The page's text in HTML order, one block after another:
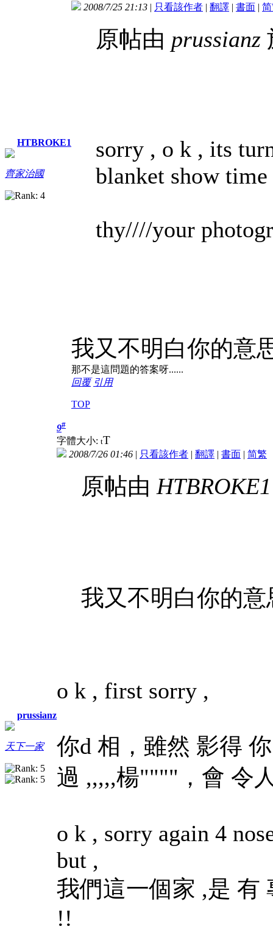
HTBROKE1
齊家治國
2008/7/25 21:13 | 只看該作者 | 翻譯 | 書面 | 简
原帖由 prussianz
sorry , o k , its
blanket show
thy////your
我又不明白你的意
那不是這問題的答案呀......
回覆 引用
TOP
prussianz
天下一家
9#
字體大小: tT
2008/7/26 01:46 | 只看該作者 | 翻譯 | 書面 | 简繁
原帖由 HTBROKE1
我又不明白你的
o k , first sorry ,
你d 相，雖然 影得
過 ,,,,,楊"""" ，會 令
o k , sorry again 4
but ,
我們這一個家 ,是 有
!!